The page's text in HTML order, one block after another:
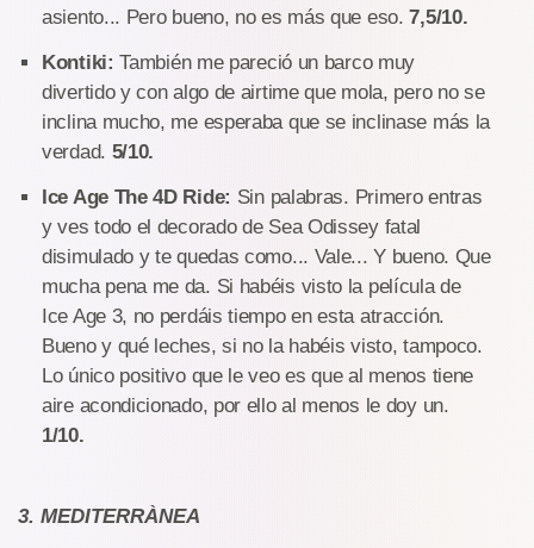
asiento... Pero bueno, no es más que eso. 7,5/10.
Kontiki: También me pareció un barco muy
divertido y con algo de airtime que mola, pero no se
inclina mucho, me esperaba que se inclinase más la
verdad. 5/10.
Ice Age The 4D Ride: Sin palabras. Primero entras
y ves todo el decorado de Sea Odissey fatal
disimulado y te quedas como... Vale... Y bueno. Que
mucha pena me da. Si habéis visto la película de
Ice Age 3, no perdáis tiempo en esta atracción.
Bueno y qué leches, si no la habéis visto, tampoco.
Lo único positivo que le veo es que al menos tiene
aire acondicionado, por ello al menos le doy un.
1/10.
3. MEDITERRÀNEA